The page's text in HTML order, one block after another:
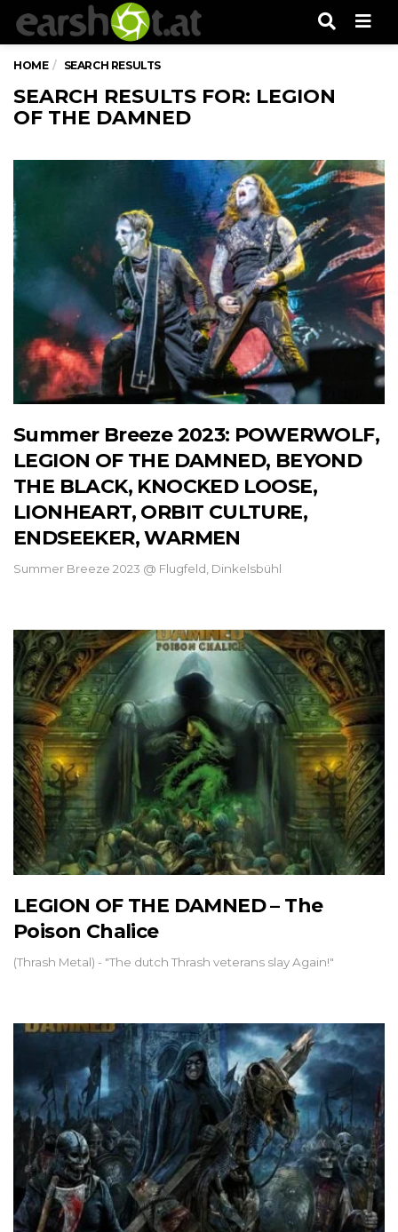
HOME SEARCH RESULTS
SEARCH RESULTS FOR: LEGION
OF THE DAMNED
Summer Breeze 2023: POWERWOLF,
LEGION OF THE DAMNED, BEYOND
THE BLACK, KNOCKED LOOSE,
LIONHEART, ORBIT CULTURE,
ENDSEEKER, WARMEN
Summer Breeze 2023 @ Flugfeld, Dinkelsbühl
LEGION OF THE DAMNED – The
Poison Chalice
(Thrash Metal) - "The dutch Thrash veterans slay Again!"